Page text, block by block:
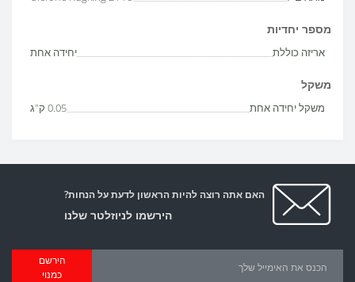
מספר יחדיות
אריזה כוללת יחידה אחת
משקל
משקל יחידה אחת 0.05 ק"ג
האם אתה רוצה להיות הראשון לדעת על הנחות?
הירשמו לניוזלטר שלנו
הירשם
כמנוי